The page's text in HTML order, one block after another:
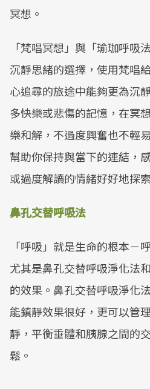
冥想。
「梵唱冥想」與「瑜珈呼吸
沉靜思緒的選擇，使用梵唱
心追尋的旅途中能夠更為沉
多快樂或悲傷的記憶，在冥
樂和解，不過度興奮也不輕
幫助你保持與當下的連結，
或過度解讀的情緒好好地探
鼻孔交替呼吸法
「呼吸」就是生命的根本－
尤其是鼻孔交替呼吸淨化法
的效果。鼻孔交替呼吸淨化
能鎮靜效果很好，更可以管
靜，平衡垂體和胰腺之間的
鬆。